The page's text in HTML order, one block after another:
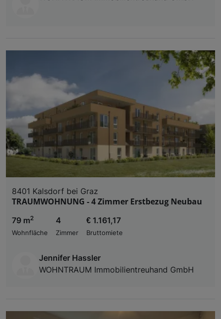
8401 Kalsdorf bei Graz
TRAUMWOHNUNG - 4 Zimmer Erstbezug Neubau
79 m2
Wohnfläche
4
Zimmer
€ 1.161,17
Bruttomiete
Jennifer Hassler
WOHNTRAUM Immobilientreuhand GmbH